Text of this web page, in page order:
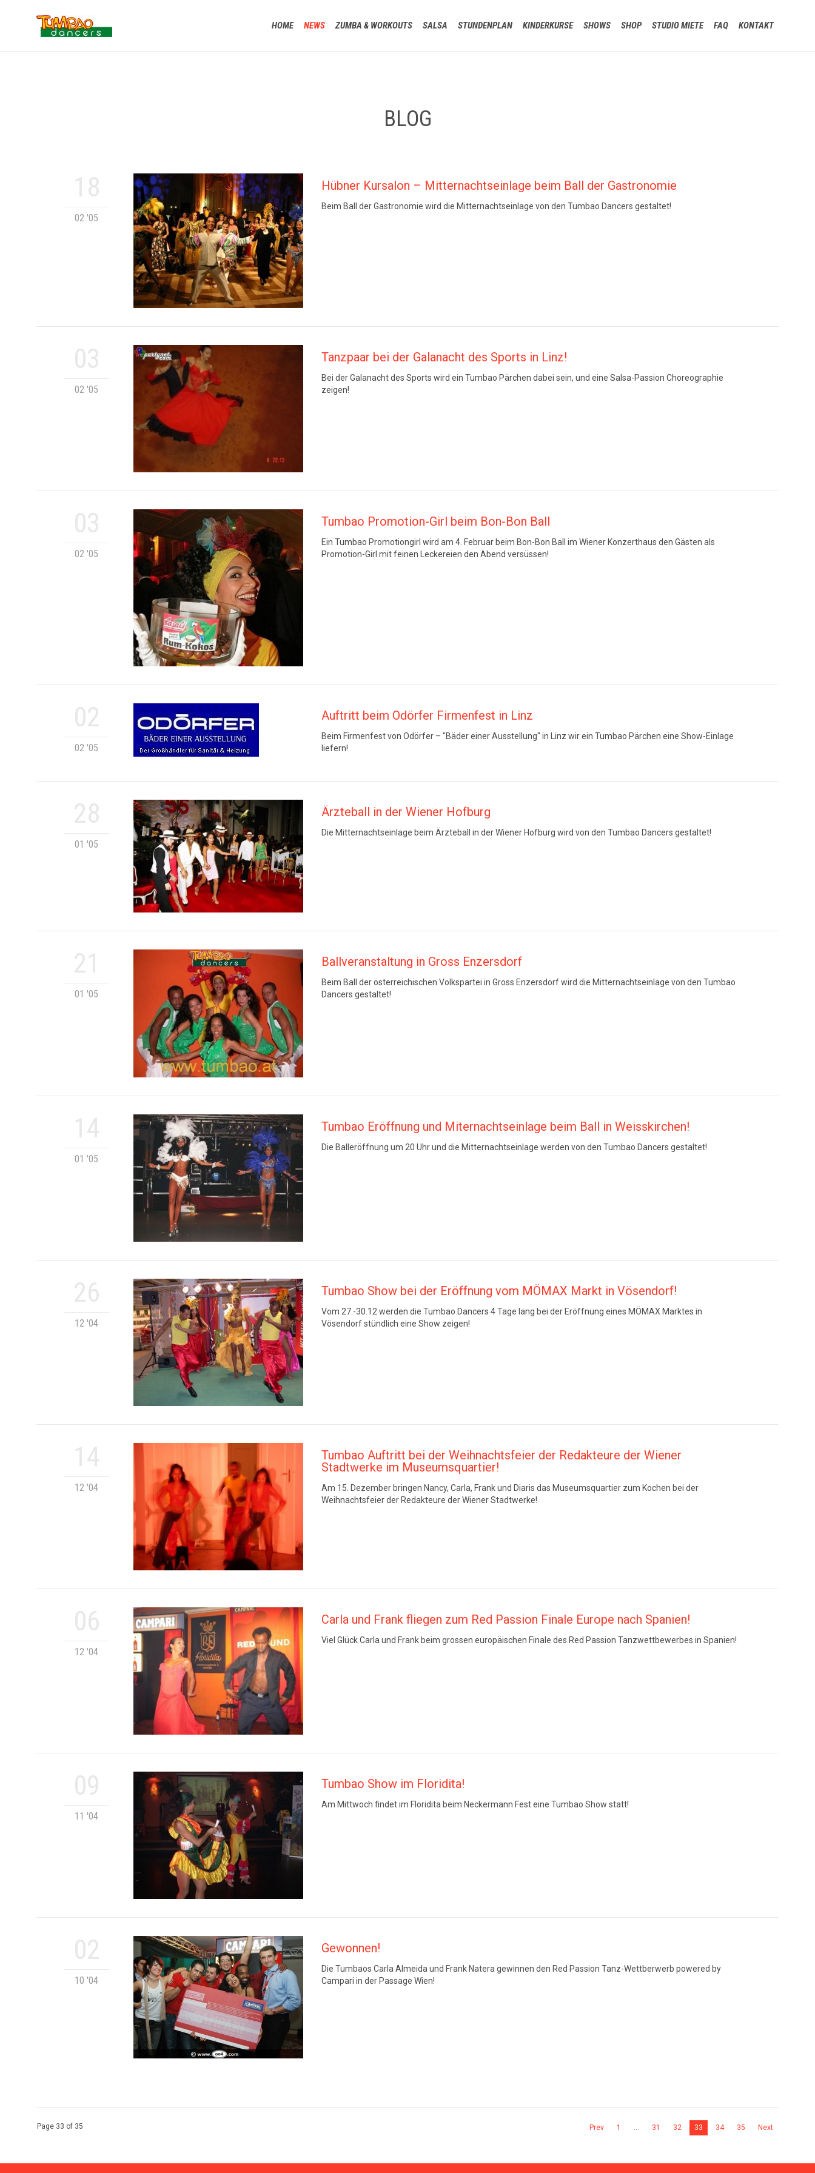
HOME NEWS ZUMBA & WORKOUTS SALSA STUNDENPLAN KINDERKURSE SHOWS SHOP STUDIO MIETE FAQ KONTAKT
BLOG
02 '05
Hübner Kursalon – Mitternachtseinlage beim Ball der Gastronomie
Beim Ball der Gastronomie wird die Mitternachtseinlage von den Tumbao Dancers gestaltet!
02 '05
Tanzpaar bei der Galanacht des Sports in Linz!
Bei der Galanacht des Sports wird ein Tumbao Pärchen dabei sein, und eine Salsa-Passion Choreographie
zeigen!
02 '05
Tumbao Promotion-Girl beim Bon-Bon Ball
Ein Tumbao Promotiongirl wird am 4. Februar beim Bon-Bon Ball im Wiener Konzerthaus den Gästen als
Promotion-Girl mit feinen Leckereien den Abend versüssen!
02 '05
Auftritt beim Odörfer Firmenfest in Linz
Beim Firmenfest von Odörfer – "Bäder einer Ausstellung" in Linz wir ein Tumbao Pärchen eine Show-Einlage
liefern!
01 '05
Ärzteball in der Wiener Hofburg
Die Mitternachtseinlage beim Ärzteball in der Wiener Hofburg wird von den Tumbao Dancers gestaltet!
01 '05
Ballveranstaltung in Gross Enzersdorf
Beim Ball der österreichischen Volkspartei in Gross Enzersdorf wird die Mitternachtseinlage von den Tumbao
Dancers gestaltet!
01 '05
Tumbao Eröffnung und Miternachtseinlage beim Ball in Weisskirchen!
Die Balleröffnung um 20 Uhr und die Mitternachtseinlage werden von den Tumbao Dancers gestaltet!
12 '04
Tumbao Show bei der Eröffnung vom MÖMAX Markt in Vösendorf!
Vom 27.-30.12 werden die Tumbao Dancers 4 Tage lang bei der Eröffnung eines MÖMAX Marktes in
Vösendorf stündlich eine Show zeigen!
12 '04
Tumbao Auftritt bei der Weihnachtsfeier der Redakteure der Wiener
Stadtwerke im Museumsquartier!
Am 15. Dezember bringen Nancy, Carla, Frank und Diaris das Museumsquartier zum Kochen bei der
Weihnachtsfeier der Redakteure der Wiener Stadtwerke!
12 '04
Carla und Frank fliegen zum Red Passion Finale Europe nach Spanien!
Viel Glück Carla und Frank beim grossen europäischen Finale des Red Passion Tanzwettbewerbes in Spanien!
11 '04
Tumbao Show im Floridita!
Am Mittwoch findet im Floridita beim Neckermann Fest eine Tumbao Show statt!
10 '04
Gewonnen!
Die Tumbaos Carla Almeida und Frank Natera gewinnen den Red Passion Tanz-Wettberwerb powered by
Campari in der Passage Wien!
Page 33 of 35 Prev 1 … 31 32 33 34 35 Next